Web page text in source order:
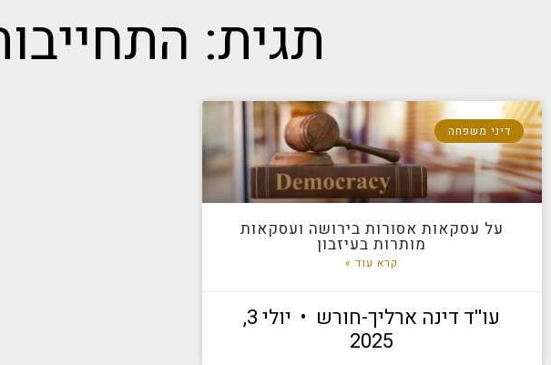
תגית:
דיני משפחה
על עסקאות אסורות בירושה ועסקאות
מותרות בעיזבון
קרא עוד »
עו''ד דינה ארליך-חורש
יולי 3,
2025